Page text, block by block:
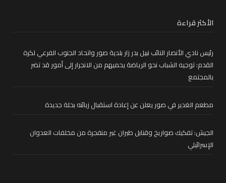
الأكثر قراءة
رئيس نادي الأنصار النائب نبيل بدر زار بلدية صور واتحاد الجنوب الفرعي لكرة
القدم: توجيه الشباب نحو الرياضة يحميهم من الانجرار إلى أمور قد تضر
بالمجتمع
مطعم الغدير في صور يعلن عن إعادة استقبال زبائنه بحلة جديدة
الجيش: تفكيك صواريخ وقنابل طيران غير منفجرة من مخلفات العدوان
الإسرائيلي